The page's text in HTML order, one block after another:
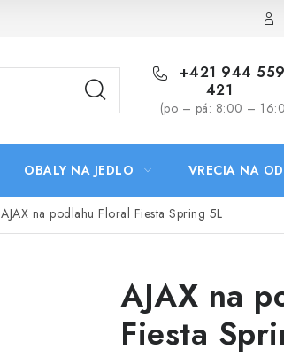
+421 944 559
421
(po – pá: 8:00 –
OBALY NA JEDLO VRECIA NA
AJAX na podlahu Floral Fiesta Spring 5L
AJAX na
Fiesta